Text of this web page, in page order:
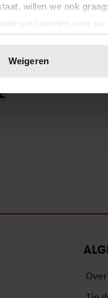
willen we ook graag:
verzamelen over
identificeren
op elk moment wijzigen
cookies om content en
te analyseren. Ook
Weigeren
MET